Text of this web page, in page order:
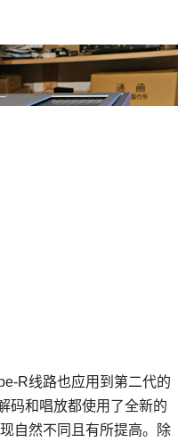
R线路也应用到第二代的
码和唱放都使用了全新的
自然不同且有所提高。除